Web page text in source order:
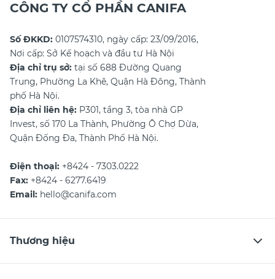
CÔNG TY CỔ PHẦN CANIFA
Số ĐKKD: 0107574310, ngày cấp: 23/09/2016,
Nơi cấp: Sở Kế hoạch và đầu tư Hà Nội
Địa chỉ trụ sở: tại số 688 Đường Quang
Trung, Phường La Khê, Quận Hà Đông, Thành
phố Hà Nội.
Địa chỉ liên hệ: P301, tầng 3, tòa nhà GP
Invest, số 170 La Thành, Phường Ô Chợ Dừa,
Quận Đống Đa, Thành Phố Hà Nội.
Điện thoại: +8424 - 7303.0222
Fax: +8424 - 6277.6419
Email: hello@canifa.com
Thương hiệu